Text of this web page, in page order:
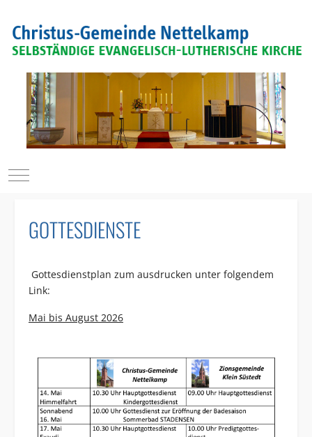
Mobile Menu Toggle
GOTTESDIENSTE
Gottesdienstplan zum ausdrucken unter folgendem
Link:
Mai bis August 2026